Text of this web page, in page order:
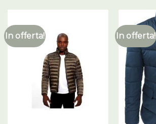
In offerta! In offerta!